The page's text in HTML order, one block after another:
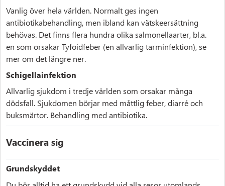
Vanlig över hela världen. Normalt ges ingen
antibiotikabehandling, men ibland kan vätskeersättning
behövas. Det finns flera hundra olika salmonellaarter, bl.a.
en som orsakar Tyfoidfeber (en allvarlig tarminfektion), se
mer om det längre ner.
Schigellainfektion
Allvarlig sjukdom i tredje världen som orsakar många
dödsfall. Sjukdomen börjar med måttlig feber, diarré och
buksmärtor. Behandling med antibiotika.
Vaccinera sig
Grundskyddet